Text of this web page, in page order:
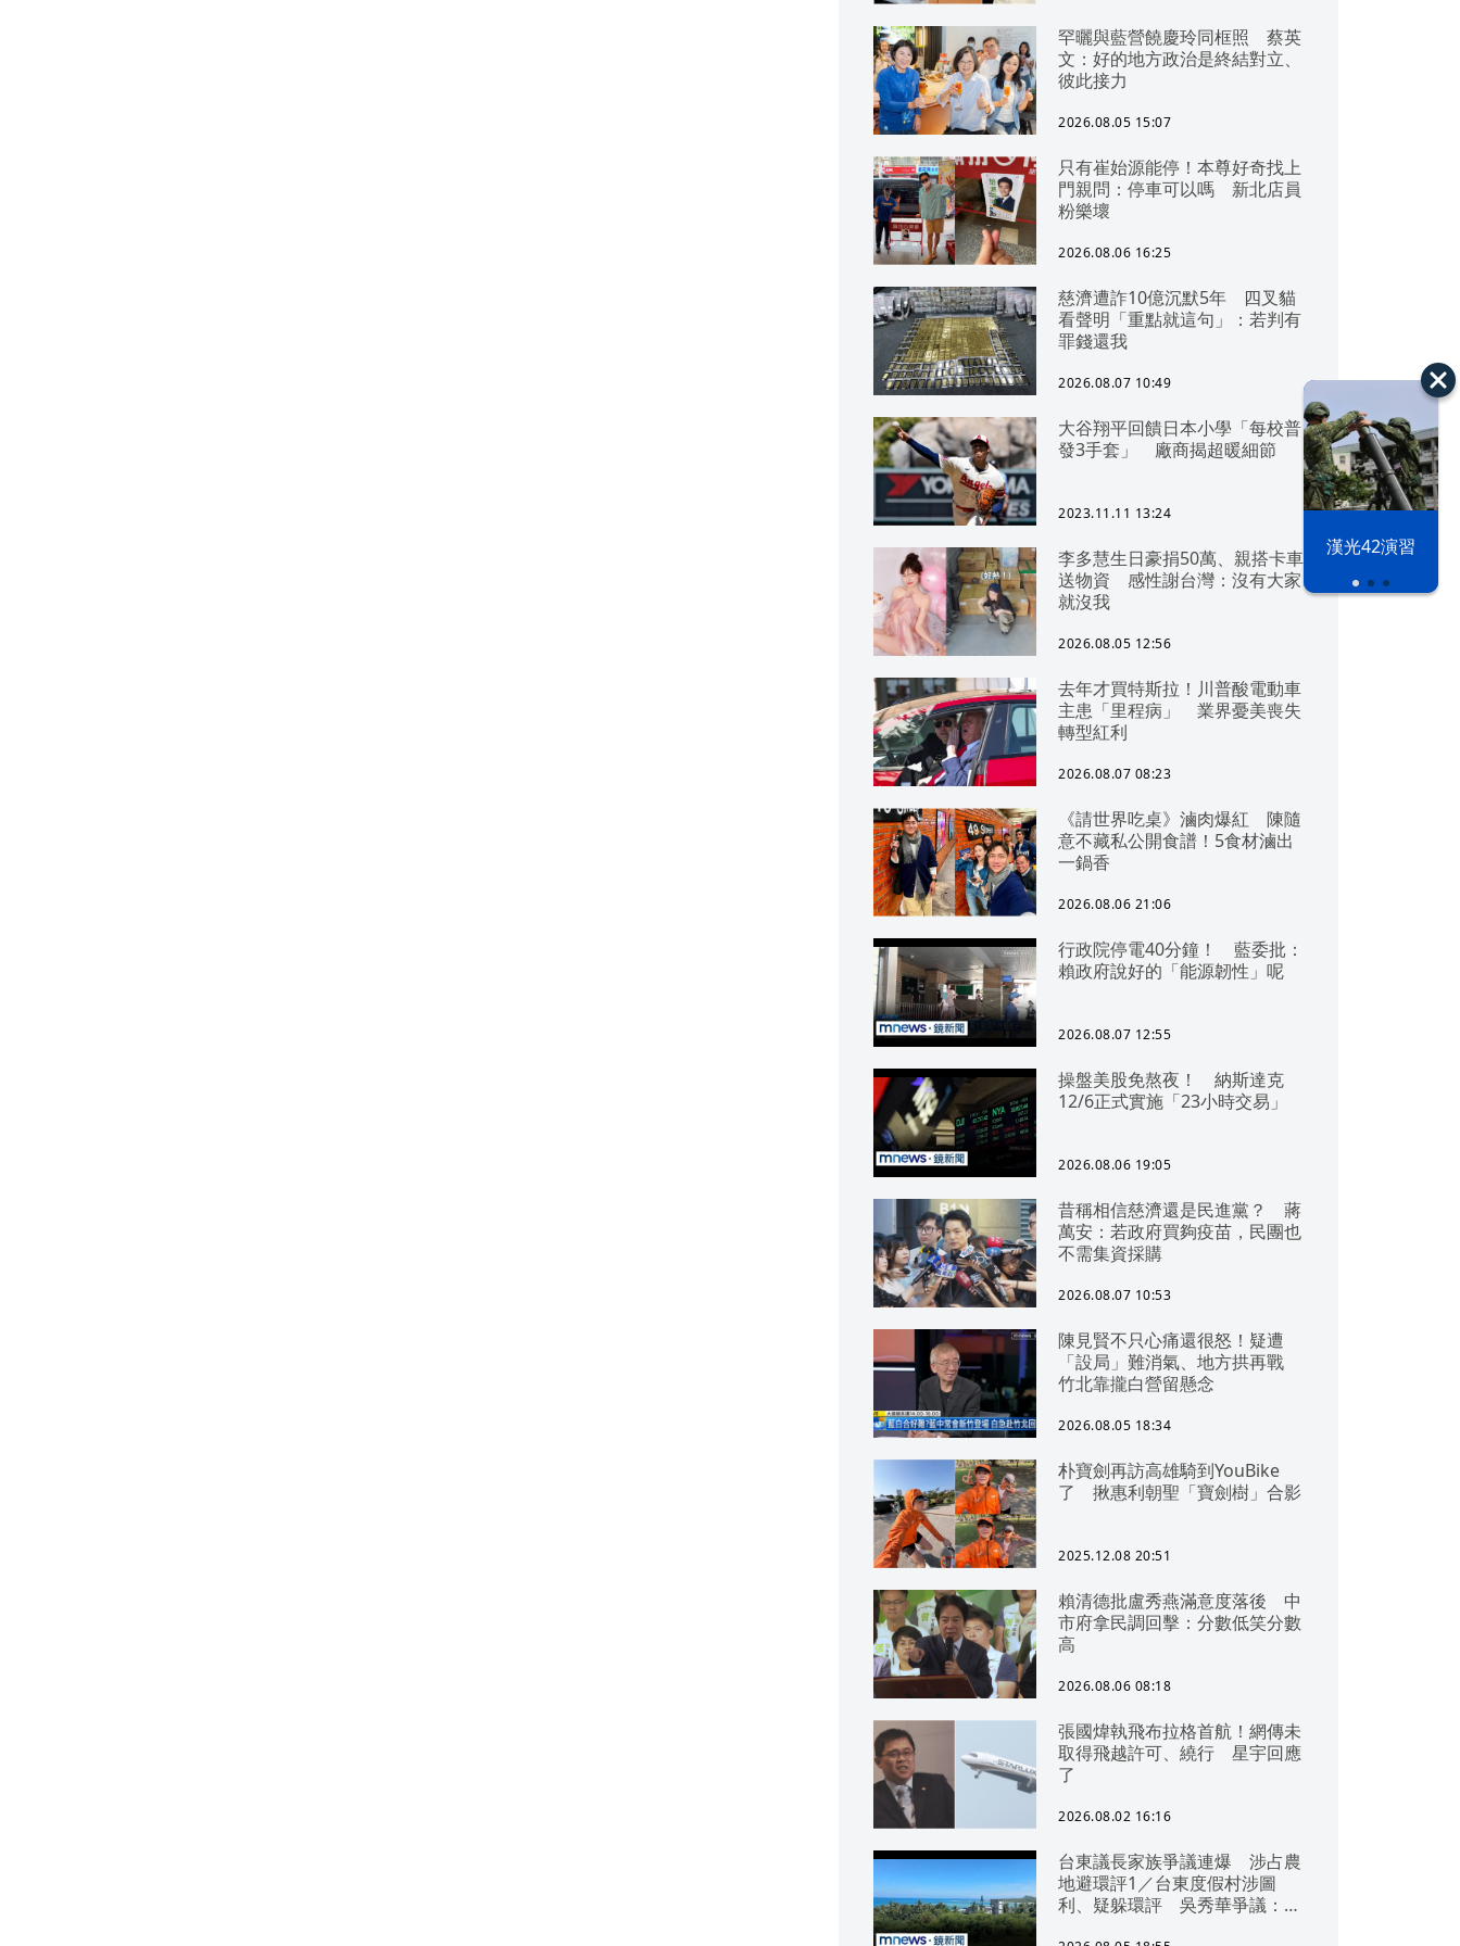
漢光42演習
罕曬與藍營饒慶玲同框照 蔡英
文：好的地方政治是終結對立、
彼此接力
2026.08.05 15:07
只有崔始源能停！本尊好奇找上
門親問：停車可以嗎 新北店員
粉樂壞
2026.08.06 16:25
慈濟遭詐10億沉默5年 四叉貓
看聲明「重點就這句」：若判有
罪錢還我
2026.08.07 10:49
大谷翔平回饋日本小學「每校普
發3手套」 廠商揭超暖細節
2023.11.11 13:24
李多慧生日豪捐50萬、親搭卡車
送物資 感性謝台灣：沒有大家
就沒我
2026.08.05 12:56
去年才買特斯拉！川普酸電動車
主患「里程病」 業界憂美喪失
轉型紅利
2026.08.07 08:23
《請世界吃桌》滷肉爆紅 陳隨
意不藏私公開食譜！5食材滷出
一鍋香
2026.08.06 21:06
行政院停電40分鐘！ 藍委批：
賴政府說好的「能源韌性」呢
2026.08.07 12:55
操盤美股免熬夜！ 納斯達克
12/6正式實施「23小時交易」
2026.08.06 19:05
昔稱相信慈濟還是民進黨？ 蔣
萬安：若政府買夠疫苗，民團也
不需集資採購
2026.08.07 10:53
陳見賢不只心痛還很怒！疑遭
「設局」難消氣、地方拱再戰
竹北靠攏白營留懸念
2026.08.05 18:34
朴寶劍再訪高雄騎到YouBike
了 揪惠利朝聖「寶劍樹」合影
2025.12.08 20:51
賴清德批盧秀燕滿意度落後 中
市府拿民調回擊：分數低笑分數
高
2026.08.06 08:18
張國煒執飛布拉格首航！網傳未
取得飛越許可、繞行 星宇回應
了
2026.08.02 16:16
台東議長家族爭議連爆 涉占農
地避環評1／台東度假村涉圖
利、疑躲環評 吳秀華爭議：概